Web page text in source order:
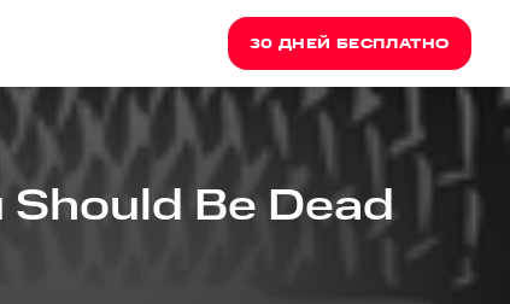
30 ДНЕЙ БЕСПЛАТНО
Be Dead